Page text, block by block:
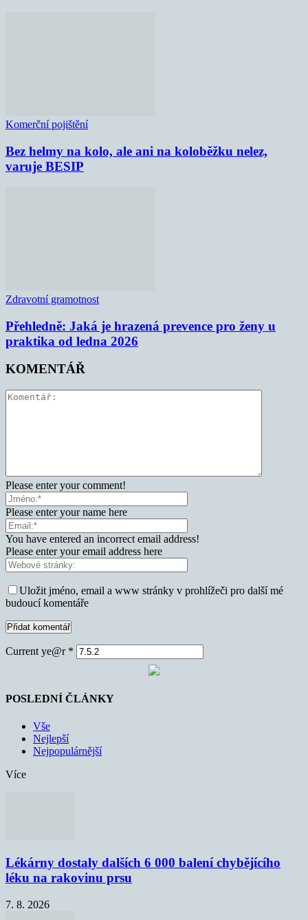
Komerční pojištění
Bez helmy na kolo, ale ani na koloběžku nelez,
varuje BESIP
Zdravotní gramotnost
Přehledně: Jaká je hrazená prevence pro ženy u
praktika od ledna 2026
KOMENTÁŘ
Please enter your comment!
Please enter your name here
You have entered an incorrect email address!
Please enter your email address here
Uložit jméno, email a www stránky v prohlížeči pro další mé
budoucí komentáře
Current ye@r *
POSLEDNÍ ČLÁNKY
Vše
Nejlepší
Nejpopulárnější
Více
Lékárny dostaly dalších 6 000 balení chybějícího
léku na rakovinu prsu
7. 8. 2026